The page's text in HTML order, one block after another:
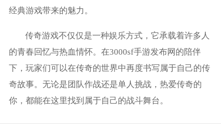
经典游戏带来的魅力。
传奇游戏不仅仅是一种娱乐方式，它承载着许多人
的青春回忆与热血情怀。在3000sf手游发布网的陪伴
下，玩家们可以在传奇的世界中再度书写属于自己的传
奇故事。无论是团队作战还是单人挑战，热爱传奇的
你，都能在这里找到属于自己的战斗舞台。